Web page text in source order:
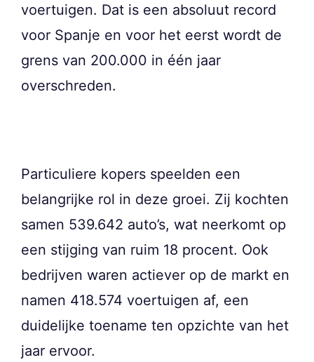
voertuigen. Dat is een absoluut record
voor Spanje en voor het eerst wordt de
grens van 200.000 in één jaar
overschreden.
Particuliere kopers speelden een
belangrijke rol in deze groei. Zij kochten
samen 539.642 auto’s, wat neerkomt op
een stijging van ruim 18 procent. Ook
bedrijven waren actiever op de markt en
namen 418.574 voertuigen af, een
duidelijke toename ten opzichte van het
jaar ervoor.